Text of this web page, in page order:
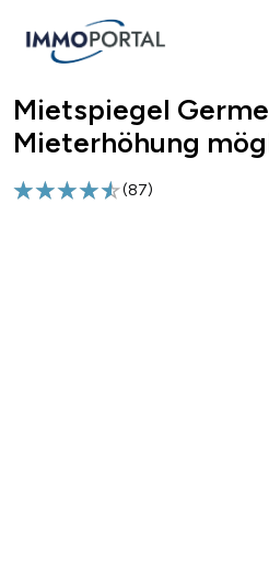
Breadcrumb
Mietspiegel
Mieterhöhung
(87)